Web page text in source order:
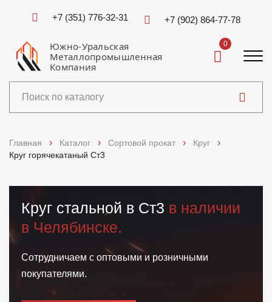
+7 (351) 776-32-31 +7 (902) 864-77-78
Южно-Уральская
Металлопромышленная
Компания
0
Доставка и оплата
О компании
Главная Каталог Сортовой прокат
Круг
Круг горячекатаный Ст3
Круг стальной в Ст3 в наличии
в Челябинске.
Сотрудничаем с оптовыми и розничными
покупателями.